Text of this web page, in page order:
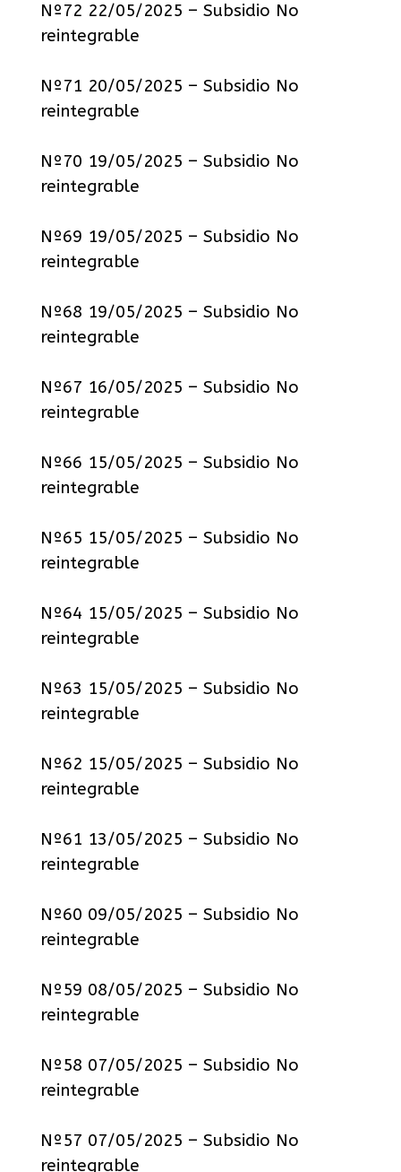
Nº72 22/05/2025 – Subsidio No
reintegrable
Nº71 20/05/2025 – Subsidio No
reintegrable
Nº70 19/05/2025 – Subsidio No
reintegrable
Nº69 19/05/2025 – Subsidio No
reintegrable
Nº68 19/05/2025 – Subsidio No
reintegrable
Nº67 16/05/2025 – Subsidio No
reintegrable
Nº66 15/05/2025 – Subsidio No
reintegrable
Nº65 15/05/2025 – Subsidio No
reintegrable
Nº64 15/05/2025 – Subsidio No
reintegrable
Nº63 15/05/2025 – Subsidio No
reintegrable
Nº62 15/05/2025 – Subsidio No
reintegrable
Nº61 13/05/2025 – Subsidio No
reintegrable
Nº60 09/05/2025 – Subsidio No
reintegrable
Nº59 08/05/2025 – Subsidio No
reintegrable
Nº58 07/05/2025 – Subsidio No
reintegrable
Nº57 07/05/2025 – Subsidio No
reintegrable